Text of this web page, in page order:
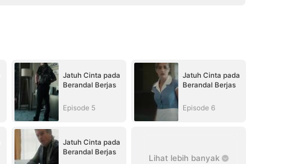
Jatuh Cinta pada
Berandal Berjas
Episode 5
Jatuh Cinta pada
Berandal Berjas
Episode 6
Jatuh Cinta pada
Berandal Berjas
Lihat lebih banyak